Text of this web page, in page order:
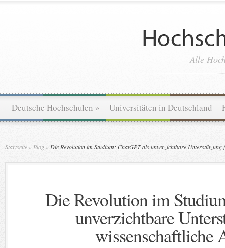
Alle
Deutsche Hochschulen » Universitäten in Deutschland
Startseite » Blog » Die Revolution im Studium: ChatGPT als unverzichtbare Unterstützung
Die Revolution im
unverzichtbare
wissenschaftliche